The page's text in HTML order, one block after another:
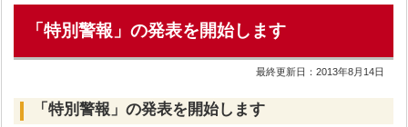
「特別警報」の発表を開始します
最終更新日：2013年8月14日
「特別警報」の発表を開始します